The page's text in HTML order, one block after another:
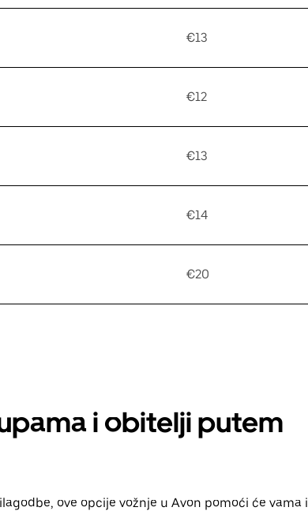
€13
€12
€13
€14
€20
i obitelji putem
ove opcije vožnje u Avon pomoći će vama i